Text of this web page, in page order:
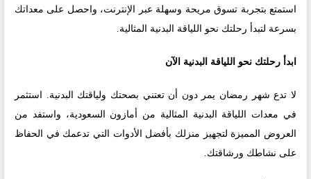
استمتع بتجربة تسوق مريحة وسهلة عبر الإنترنت، واحصل على معداتك
بسرعة لتبدأ رحلتك نحو اللياقة البدنية المثالية.
ابدأ رحلتك نحو اللياقة البدنية الآن
لا تدع شهر رمضان يمر دون أن تعتني بصحتك ولياقتك البدنية. استثمر
في معدات اللياقة البدنية المثالية من أمازون السعودية، واستفد من
العروض المميزة لتجهيز منزلك بأفضل الأدوات التي تدعمك في الحفاظ
على نشاطك ورشاقتك.